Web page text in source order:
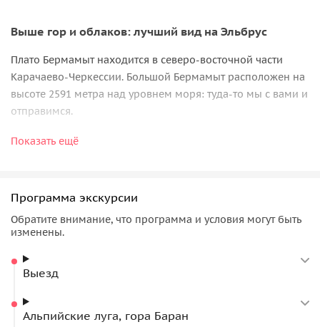
Выше гор и облаков: лучший вид на Эльбрус
Плато Бермамыт находится в северо-восточной части
Карачаево-Черкессии. Большой Бермамыт расположен на
высоте 2591 метра над уровнем моря: туда-то мы с вами и
отправимся.
Поднявшись на плато, никто не остаётся равнодушным,
до него отсюда всего 30 километров по прямой.
Путешествие среди скал, ущелий и вершин
У вас будет возможность побыть наедине с собой и
природой, пройтись по альпийским лугам, полюбоваться
вершинами Машука и
бездонными ущельями. Кроме того, по пути можно будет
Показать ещё
Программа экскурсии
Обратите внимание, что программа и условия могут быть
изменены.
Выезд
Альпийские луга, гора Баран